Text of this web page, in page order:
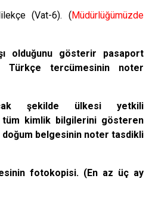
(Vat-6). (Müdürlüğümüzde
olduğunu gösterir pasaport
Türkçe tercümesinin noter
şekilde ülkesi yetkili
tüm kimlik bilgilerini gösteren
doğum belgesinin noter tasdikli
fotokopisi. (En az üç ay